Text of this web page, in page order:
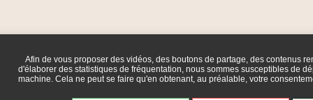
Afin de vous proposer des vidéos, des boutons de partage, des contenus
d'élaborer des statistiques de fréquentation, nous sommes susceptibles de
machine. Cela ne peut se faire qu'en obtenant, au préalable, votre